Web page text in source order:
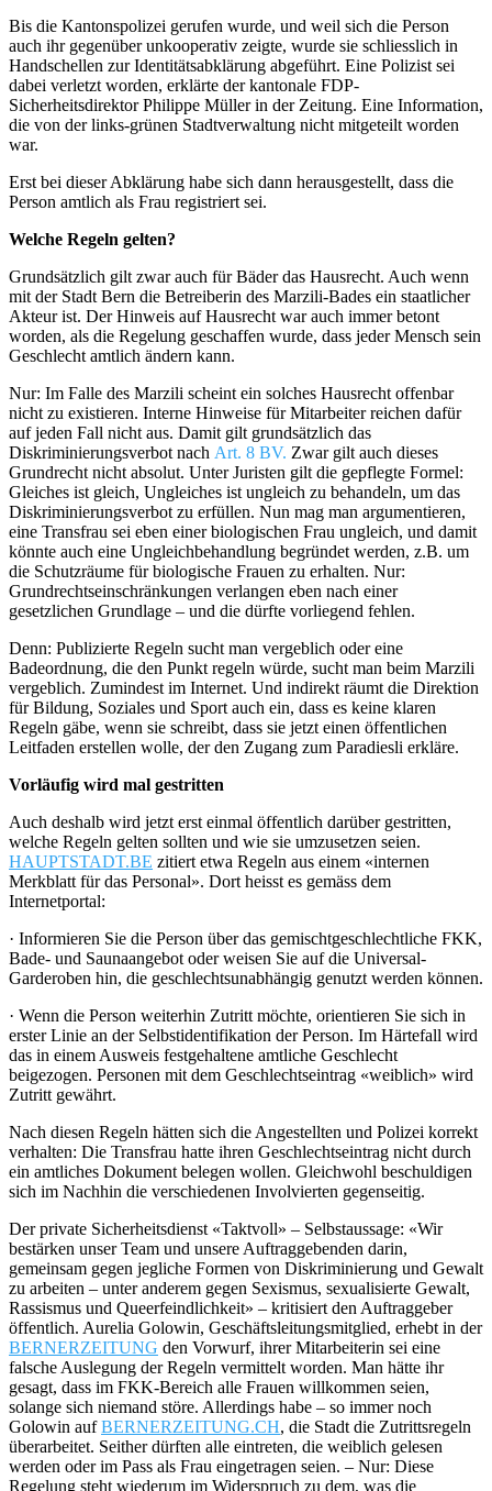
Bis die Kantonspolizei gerufen wurde, und weil sich die Person
auch ihr gegenüber unkooperativ zeigte, wurde sie schliesslich in
Handschellen zur Identitätsabklärung abgeführt. Eine Polizist sei
dabei verletzt worden, erklärte der kantonale FDP-
Sicherheitsdirektor Philippe Müller in der Zeitung. Eine Information,
die von der links-grünen Stadtverwaltung nicht mitgeteilt worden
war.
Erst bei dieser Abklärung habe sich dann herausgestellt, dass die
Person amtlich als Frau registriert sei.
Welche Regeln gelten?
Grundsätzlich gilt zwar auch für Bäder das Hausrecht. Auch wenn
mit der Stadt Bern die Betreiberin des Marzili-Bades ein staatlicher
Akteur ist. Der Hinweis auf Hausrecht war auch immer betont
worden, als die Regelung geschaffen wurde, dass jeder Mensch sein
Geschlecht amtlich ändern kann.
Nur: Im Falle des Marzili scheint ein solches Hausrecht offenbar
nicht zu existieren. Interne Hinweise für Mitarbeiter reichen dafür
auf jeden Fall nicht aus. Damit gilt grundsätzlich das
Diskriminierungsverbot nach Art. 8 BV. Zwar gilt auch dieses
Grundrecht nicht absolut. Unter Juristen gilt die gepflegte Formel:
Gleiches ist gleich, Ungleiches ist ungleich zu behandeln, um das
Diskriminierungsverbot zu erfüllen. Nun mag man argumentieren,
eine Transfrau sei eben einer biologischen Frau ungleich, und damit
könnte auch eine Ungleichbehandlung begründet werden, z.B. um
die Schutzräume für biologische Frauen zu erhalten. Nur:
Grundrechtseinschränkungen verlangen eben nach einer
gesetzlichen Grundlage – und die dürfte vorliegend fehlen.
Denn: Publizierte Regeln sucht man vergeblich oder eine
Badeordnung, die den Punkt regeln würde, sucht man beim Marzili
vergeblich. Zumindest im Internet. Und indirekt räumt die Direktion
für Bildung, Soziales und Sport auch ein, dass es keine klaren
Regeln gäbe, wenn sie schreibt, dass sie jetzt einen öffentlichen
Leitfaden erstellen wolle, der den Zugang zum Paradiesli erkläre.
Vorläufig wird mal gestritten
Auch deshalb wird jetzt erst einmal öffentlich darüber gestritten,
welche Regeln gelten sollten und wie sie umzusetzen seien.
HAUPTSTADT.BE zitiert etwa Regeln aus einem «internen
Merkblatt für das Personal». Dort heisst es gemäss dem
Internetportal:
· Informieren Sie die Person über das gemischtgeschlechtliche FKK,
Bade- und Saunaangebot oder weisen Sie auf die Universal-
Garderoben hin, die geschlechtsunabhängig genutzt werden können.
· Wenn die Person weiterhin Zutritt möchte, orientieren Sie sich in
erster Linie an der Selbstidentifikation der Person. Im Härtefall wird
das in einem Ausweis festgehaltene amtliche Geschlecht
beigezogen. Personen mit dem Geschlechtseintrag «weiblich» wird
Zutritt gewährt.
Nach diesen Regeln hätten sich die Angestellten und Polizei korrekt
verhalten: Die Transfrau hatte ihren Geschlechtseintrag nicht durch
ein amtliches Dokument belegen wollen. Gleichwohl beschuldigen
sich im Nachhin die verschiedenen Involvierten gegenseitig.
Der private Sicherheitsdienst «Taktvoll» – Selbstaussage: «Wir
bestärken unser Team und unsere Auftraggebenden darin,
gemeinsam gegen jegliche Formen von Diskriminierung und Gewalt
zu arbeiten – unter anderem gegen Sexismus, sexualisierte Gewalt,
Rassismus und Queerfeindlichkeit» – kritisiert den Auftraggeber
öffentlich. Aurelia Golowin, Geschäftsleitungsmitglied, erhebt in der
BERNERZEITUNG den Vorwurf, ihrer Mitarbeiterin sei eine
falsche Auslegung der Regeln vermittelt worden. Man hätte ihr
gesagt, dass im FKK-Bereich alle Frauen willkommen seien,
solange sich niemand störe. Allerdings habe – so immer noch
Golowin aufBERNERZEITUNG.CH, die Stadt die Zutrittsregeln
überarbeitet. Seither dürften alle eintreten, die weiblich gelesen
werden oder im Pass als Frau eingetragen seien. – Nur: Diese
Regelung steht wiederum im Widerspruch zu dem, was die